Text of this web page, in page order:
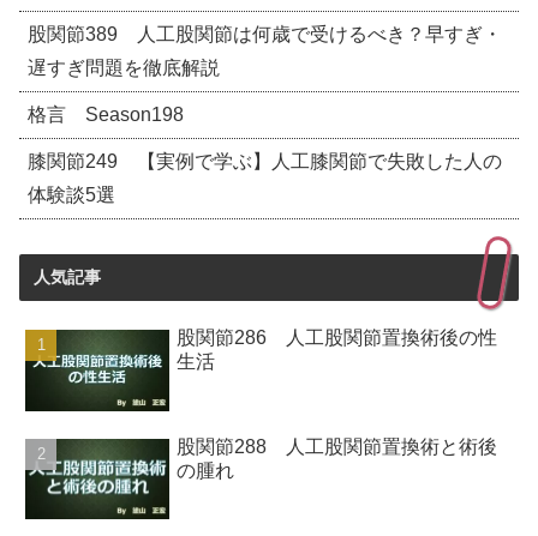
股関節389 人工股関節は何歳で受けるべき？早すぎ・
遅すぎ問題を徹底解説
格言 Season198
膝関節249 【実例で学ぶ】人工膝関節で失敗した人の
体験談5選
人気記事
股関節286 人工股関節置換術後の性
生活
股関節288 人工股関節置換術と術後
の腫れ